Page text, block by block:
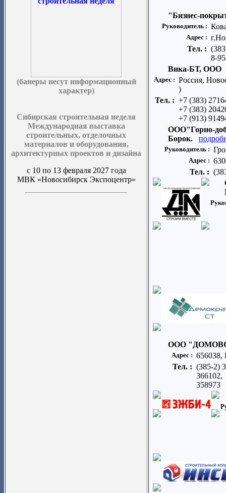
(банеры несут информационный
характер)
Сибирская строительная неделя
Международная выставка
строительных, отделочных
материалов и оборудования,
архитектурных проектов и дизайна
с 10 по 13 февраля 2027 года
МВК «Новосибирск Экспоцентр»
"Бизнес-
Руководитель :
Адрес :
Тел. :
8-
Вика-БТ, ООО
Адрес : Россия,
)
Тел. : +7 (383)
+7 (383)
+7 (913)
ООО"Горно-
Борок.
Руководитель :
Адрес :
Тел. :
ООО
Адрес : 656038,
Тел. : (385-2)
366102,
358973